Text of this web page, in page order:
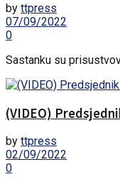
by ttpress
07/09/2022
0
Sastanku su
(VIDEO)
by ttpress
02/09/2022
0